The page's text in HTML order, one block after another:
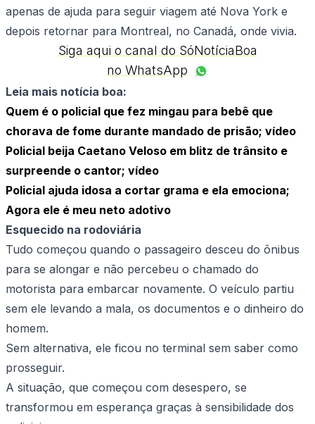
apenas de ajuda para seguir viagem até Nova York e
depois retornar para Montreal, no Canadá, onde vivia.
Siga aqui o canal do SóNotíciaBoa
no WhatsApp
Leia mais notícia boa:
Quem é o policial que fez mingau para bebê que
chorava de fome durante mandado de prisão; vídeo
Policial beija Caetano Veloso em blitz de trânsito e
surpreende o cantor; vídeo
Policial ajuda idosa a cortar grama e ela emociona;
Agora ele é meu neto adotivo
Esquecido na rodoviária
Tudo começou quando o passageiro desceu do ônibus
para se alongar e não percebeu o chamado do
motorista para embarcar novamente. O veículo partiu
sem ele levando a mala, os documentos e o dinheiro do
homem.
Sem alternativa, ele ficou no terminal sem saber como
prosseguir.
A situação, que começou com desespero, se
transformou em esperança graças à sensibilidade dos